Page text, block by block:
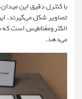
با کنترل دقیق این
تصاویر شکل می‌گیرند.
الکترومغناطیس است که
می‌دهد.